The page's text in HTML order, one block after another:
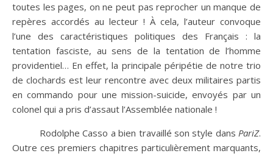
toutes les pages, on ne peut pas reprocher un manque de
repères accordés au lecteur ! À cela, l’auteur convoque
l’une des caractéristiques politiques des Français : la
tentation fasciste, au sens de la tentation de l’homme
providentiel… En effet, la principale péripétie de notre trio
de clochards est leur rencontre avec deux militaires partis
en commando pour une mission-suicide, envoyés par un
colonel qui a pris d’assaut l’Assemblée nationale !
Rodolphe Casso a bien travaillé son style dans PariZ.
Outre ces premiers chapitres particulièrement marquants,